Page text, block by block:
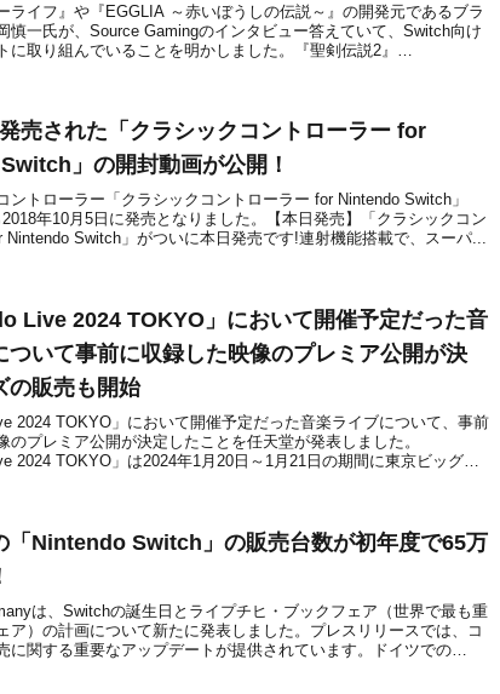
ライフ』や『EGGLIA ～赤いぼうしの伝説～』の開発元であるブラ
慎一氏が、Source Gamingのインタビュー答えていて、Switch向け
に取り組んでいることを明かしました。『聖剣伝説2』
売された「クラシックコントローラー for
」の開封動画が公開！
ントローラー「クラシックコントローラー for Nintendo Switch」
年10月5日に発売となりました。【本日発売】「クラシックコン
Nintendo Switch」がついに本日発売です!連射機能搭載で、スーパ...
Live 2024 TOKYO」において開催予定だった音
ついて事前に収録した映像のプレミア公開が決
の販売も開始
2024 TOKYO」において開催予定だった音楽ライブについて、事前
のプレミア公開が決定したことを任天堂が発表しました。
2024 TOKYO」は2024年1月20日～1月21日の期間に東京ビッグサ
「Nintendo Switch」の販売台数が初年度で65万
は、Switchの誕生日とライプチヒ・ブックフェア（世界で最も重
ア）の計画について新たに発表しました。プレスリリースでは、コ
に関する重要なアップデートが提供されています。ドイツでの